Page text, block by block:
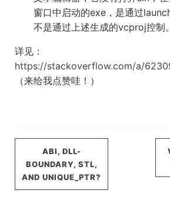
窗口中启动的exe，是通过
不是通过上述生成的vcproj控制
详见：
https://stackoverflow.com/a/
（来给我点赞哇！）
ABI, DLL-
BOUNDARY, STL,
AND UNIQUE_PTR?